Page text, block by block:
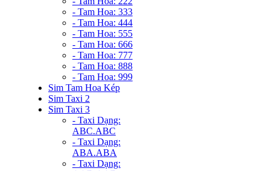
- Tam Hoa: 333
- Tam Hoa: 444
- Tam Hoa: 555
- Tam Hoa: 666
- Tam Hoa: 777
- Tam Hoa: 888
- Tam Hoa: 999
Sim Tam Hoa Kép
Sim Taxi 2
Sim Taxi 3
- Taxi Dạng:
ABC.ABC
- Taxi Dạng:
ABA.ABA
- Taxi Dạng: